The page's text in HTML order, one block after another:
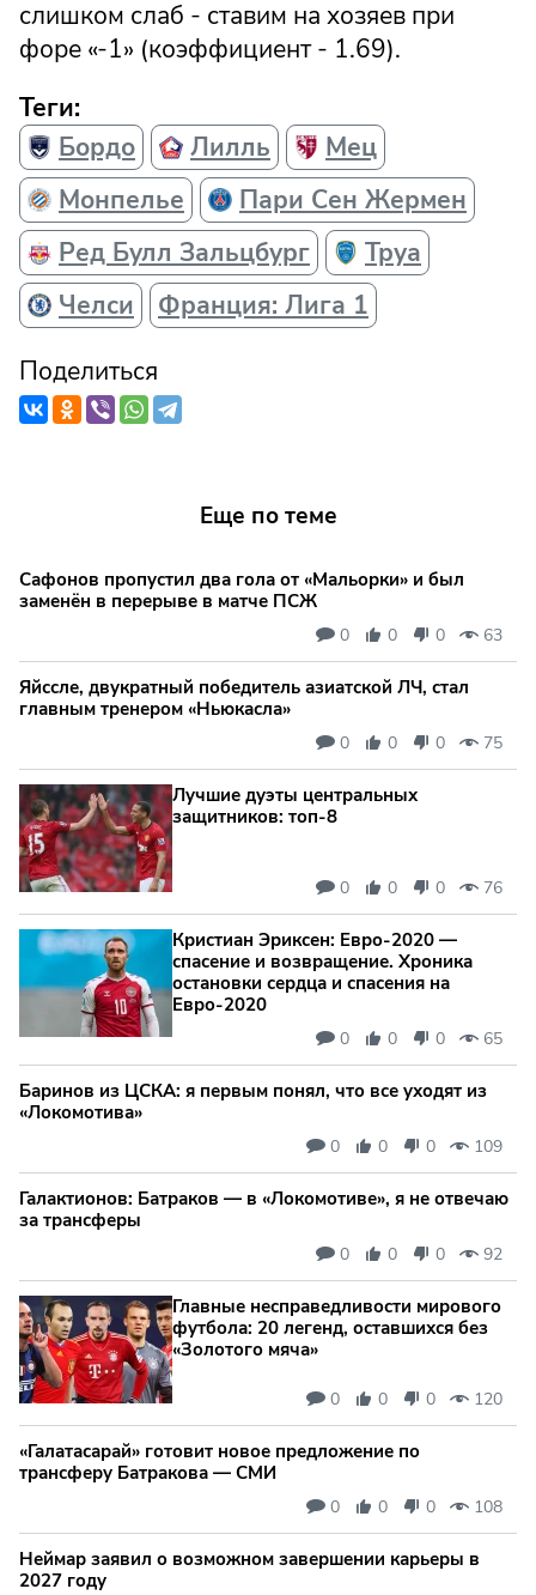
слишком слаб - ставим на хозяев при
форе «-1» (коэффициент - 1.69).
Теги:
Бордо
Лилль
Мец
Монпелье
Пари Сен Жермен
Ред Булл Зальцбург
Труа
Челси
Франция: Лига 1
Поделиться
Еще по теме
Сафонов пропустил два гола от «Мальорки» и был
заменён в перерыве в матче ПСЖ
0 0 0 63
Яйссле, двукратный победитель азиатской ЛЧ, стал
главным тренером «Ньюкасла»
0 0 0 75
Лучшие дуэты центральных
защитников: топ‑8
0 0 0 76
Кристиан Эриксен: Евро‑2020 —
спасение и возвращение. Хроника
остановки сердца и спасения на
Евро‑2020
0 0 0 65
Баринов из ЦСКА: я первым понял, что все уходят из
«Локомотива»
0 0 0 109
Галактионов: Батраков — в «Локомотиве», я не отвечаю
за трансферы
0 0 0 92
Главные несправедливости мирового
футбола: 20 легенд, оставшихся без
«Золотого мяча»
0 0 0 120
«Галатасарай» готовит новое предложение по
трансферу Батракова — СМИ
0 0 0 108
Неймар заявил о возможном завершении карьеры в
2027 году